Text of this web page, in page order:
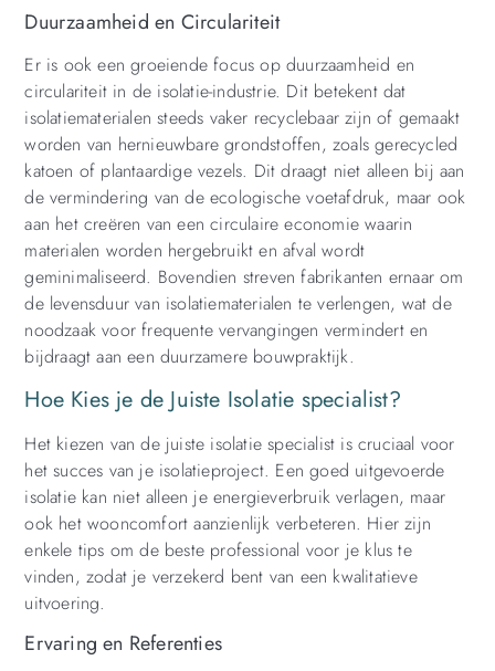
Duurzaamheid en Circulariteit
Er is ook een groeiende focus op duurzaamheid en
circulariteit in de isolatie-industrie. Dit betekent dat
isolatiematerialen steeds vaker recyclebaar zijn of gemaakt
worden van hernieuwbare grondstoffen, zoals gerecycled
katoen of plantaardige vezels. Dit draagt niet alleen bij aan
de vermindering van de ecologische voetafdruk, maar ook
aan het creëren van een circulaire economie waarin
materialen worden hergebruikt en afval wordt
geminimaliseerd. Bovendien streven fabrikanten ernaar om
de levensduur van isolatiematerialen te verlengen, wat de
noodzaak voor frequente vervangingen vermindert en
bijdraagt aan een duurzamere bouwpraktijk.
Hoe Kies je de Juiste Isolatie specialist?
Het kiezen van de juiste isolatie specialist is cruciaal voor
het succes van je isolatieproject. Een goed uitgevoerde
isolatie kan niet alleen je energieverbruik verlagen, maar
ook het wooncomfort aanzienlijk verbeteren. Hier zijn
enkele tips om de beste professional voor je klus te
vinden, zodat je verzekerd bent van een kwalitatieve
uitvoering.
Ervaring en Referenties